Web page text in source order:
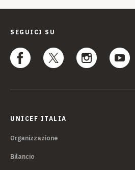
SEGUICI SU
UNICEF ITALIA
Organizzazione
Bilancio